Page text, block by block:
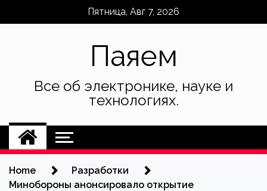
Пятница, Авг 7, 2026
Паяем
Все об электронике, науке и
технологиях.
Home
Разработки
Минобороны анонсировало открытие